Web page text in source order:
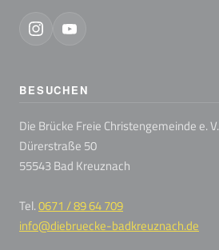
BESUCHEN
Die Brücke Freie Christengemeinde e. V.
Dürerstraße 50
55543 Bad Kreuznach
Tel.0671 / 89 64 709
info@diebruecke-badkreuznach.de